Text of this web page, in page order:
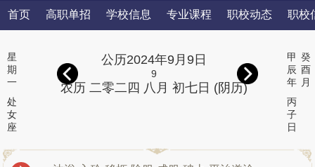
首页 高职单招 学校信息 专业课程 职校动态 职校
星
期
一
处
女
座
甲
辰
年
癸
酉
月
丙
子
日
公历2024年9月9日
9
农历 二零二四 八月 初七日 (阴历)